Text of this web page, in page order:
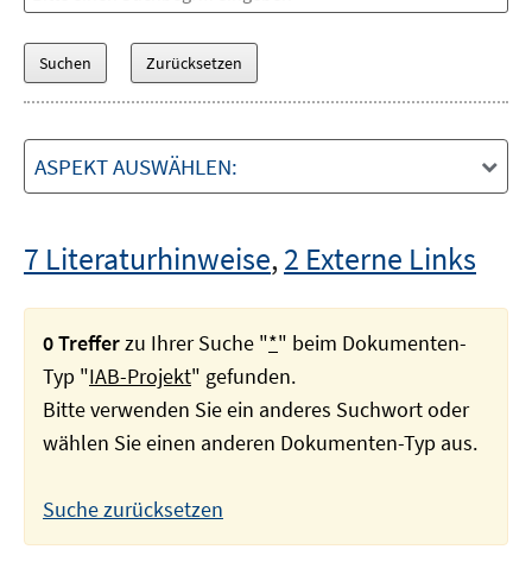
ASPEKT AUSWÄHLEN:
7 Literaturhinweise,2 Externe Links
0 Trefferzu Ihrer Suche "*" beim Dokumenten-
Typ "IAB-Projekt" gefunden.
Bitte verwenden Sie ein anderes Suchwort oder
wählen Sie einen anderen Dokumenten-Typ aus.
Suche zurücksetzen